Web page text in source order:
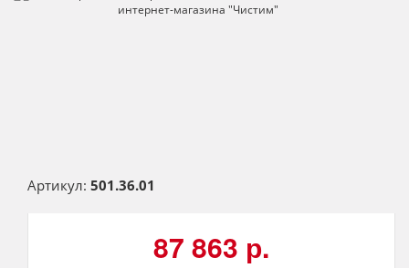
Артикул: 501.36.01
87 863 р.